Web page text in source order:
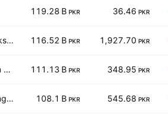
119.28 B PKR 36.46 PKR
Sazgar Engineering Works Limited 116.52 B PKR 1,927.70 PKR
GlaxoSmithKline Pakistan Limited 111.13 B PKR 348.95 PKR
Pakistan National Shipping Corporation 108.1 B PKR 545.68 PKR